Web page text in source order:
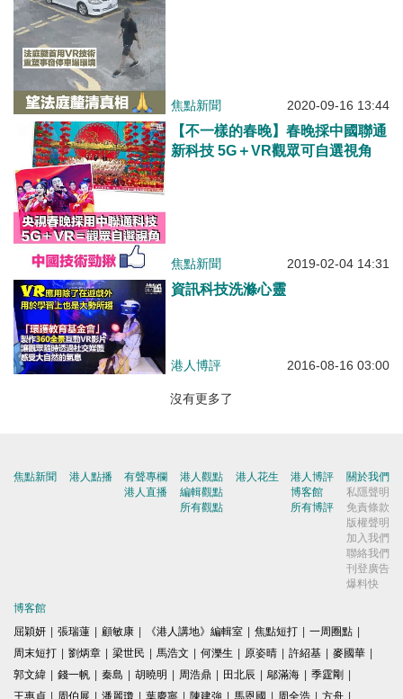
焦點新聞 2020-09-16 13:44
【不一樣的春晚】春晚採中國聯通
新科技 5G＋VR觀眾可自選視角
焦點新聞 2019-02-04 14:31
資訊科技洗滌心靈
港人博評 2016-08-16 03:00
沒有更多了
焦點新聞 港人點播
有聲專欄
港人直播
港人觀點
編輯觀點
所有觀點
港人花生
港人博評
博客館
所有博評
關於我們
私隱聲明
免責條款
版權聲明
加入我們
聯絡我們
刊登廣告
爆料快
博客館
屈穎妍 | 張瑞蓮 | 顧敏康 | 《港人講地》編輯室 | 焦點短打 | 一周圈點 |
周末短打 | 劉炳章 | 梁世民 | 馬浩文 | 何濼生 | 原姿晴 | 許紹基 | 麥國華 |
郭文緯 | 錢一帆 | 秦島 | 胡曉明 | 周浩鼎 | 田北辰 | 鄔滿海 | 季霆剛 |
王惠貞 | 周伯展 | 潘麗瓊 | 葉慶寧 | 陳建強 | 馬恩國 | 周全浩 | 方舟 |